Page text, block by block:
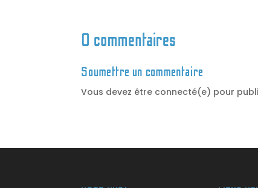
0 commentaires
Soumettre un commentaire
Vous devez être connecté(e) pour